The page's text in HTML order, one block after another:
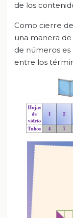
de los
Como cierre
una manera de
de números
entre los